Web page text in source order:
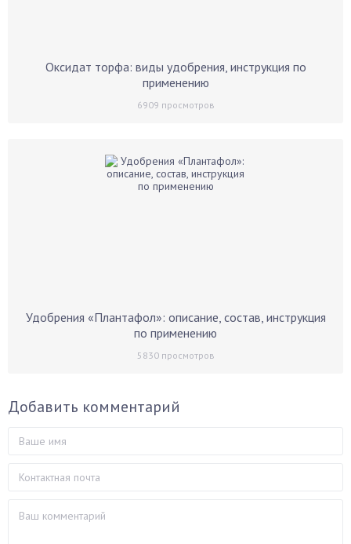
Оксидат торфа: виды удобрения, инструкция по
применению
6909 просмотров
Удобрения «Плантафол»: описание, состав, инструкция
по применению
5830просмотров
Добавить комментарий